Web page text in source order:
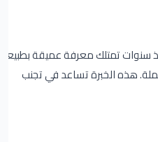
تمتلك معرفة عميقة بطبيعة
هذه الخبرة تساعد في تجنب